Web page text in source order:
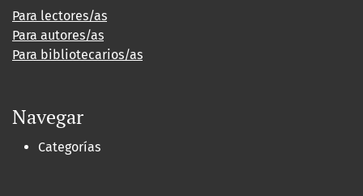
Para lectores/as
Para autores/as
Para bibliotecarios/as
Navegar
Categorías